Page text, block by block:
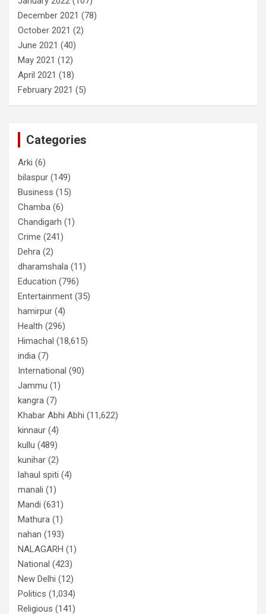
December 2021 (78)
October 2021 (2)
June 2021 (40)
May 2021 (12)
April 2021 (18)
February 2021 (5)
Categories
Arki (6)
bilaspur (149)
Business (15)
Chamba (6)
Chandigarh (1)
Crime (241)
Dehra (2)
dharamshala (11)
Education (796)
Entertainment (35)
hamirpur (4)
Health (296)
Himachal (18,615)
india (7)
International (90)
Jammu (1)
kangra (7)
Khabar Abhi Abhi (11,622)
kinnaur (4)
kullu (489)
kunihar (2)
lahaul spiti (4)
manali (1)
Mandi (631)
Mathura (1)
nahan (193)
NALAGARH (1)
National (423)
New Delhi (12)
Politics (1,034)
Religious (141)